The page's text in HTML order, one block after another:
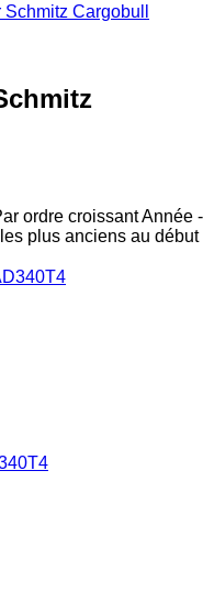
Schmitz Cargobull
ordre croissantAnnée -
plus anciens au début